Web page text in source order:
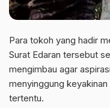
Para tokoh yang hadir
Surat Edaran tersebut
mengimbau agar
menyinggung
tertentu.